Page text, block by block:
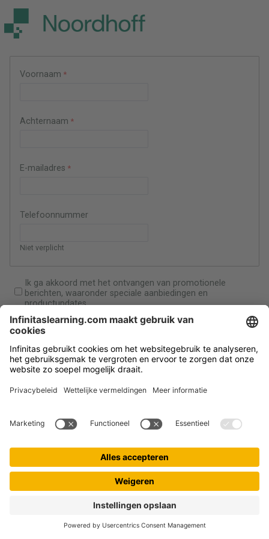
Voornaam
Achternaam
E-mailadres
Telefoonnummer
Niet verplicht
Ik ga akkoord met het ontvangen van promotionele
berichten, waaronder speciale aanbiedingen en
productupdates.
Je kan je op elk gewenst moment afmelden. Zie voor meer